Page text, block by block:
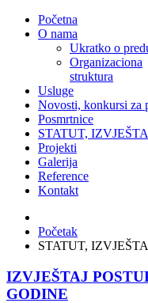
Početna
O nama
Ukratko o
Organizaciona
struktura
Usluge
Novosti, konkursi za
Posmrtnice
STATUT,
Projekti
Galerija
Reference
Kontakt
Početak
STATUT,
IZVJEŠTAJ
GODINE